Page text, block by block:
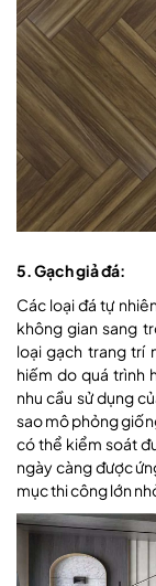
5. Gạch giả đá:
Các loại đá tự
không gian sang
loại gạch trang trí
hiếm do quá trình
nhu cầu sử dụng
sao mô phỏng
có thể kiểm soát
ngày càng được
mục thi công lớn